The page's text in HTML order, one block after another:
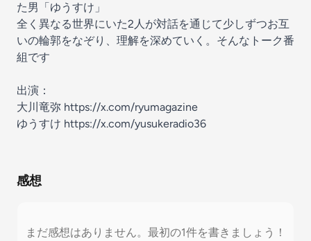
た男「ゆうすけ」
全く異なる世界にいた2人が対話を通じて少しずつお互
いの輪郭をなぞり、理解を深めていく。そんなトーク番
組です
出演：
大川竜弥 https://x.com/ryumagazine
ゆうすけ https://x.com/yusukeradio36
感想
まだ感想はありません。最初の1件を書きましょう！